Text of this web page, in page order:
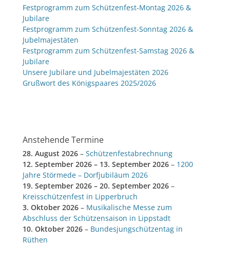
Festprogramm zum Schützenfest-Montag 2026 &
Jubilare
Festprogramm zum Schützenfest-Sonntag 2026 &
Jubelmajestäten
Festprogramm zum Schützenfest-Samstag 2026 &
Jubilare
Unsere Jubilare und Jubelmajestäten 2026
Grußwort des Königspaares 2025/2026
Anstehende Termine
28. August 2026 – Schützenfestabrechnung
12. September 2026 – 13. September 2026 – 1200
Jahre Störmede – Dorfjubiläum 2026
19. September 2026 – 20. September 2026 –
Kreisschützenfest in Lipperbruch
3. Oktober 2026 – Musikalische Messe zum
Abschluss der Schützensaison in Lippstadt
10. Oktober 2026 – Bundesjungschützentag in
Rüthen